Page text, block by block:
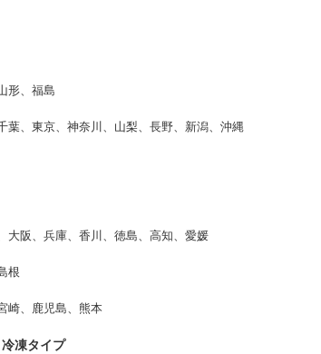
形、福島
葉、東京、神奈川、山梨、長野、新潟、沖縄
大阪、兵庫、香川、徳島、高知、愛媛
根
崎、鹿児島、熊本
凍タイプ